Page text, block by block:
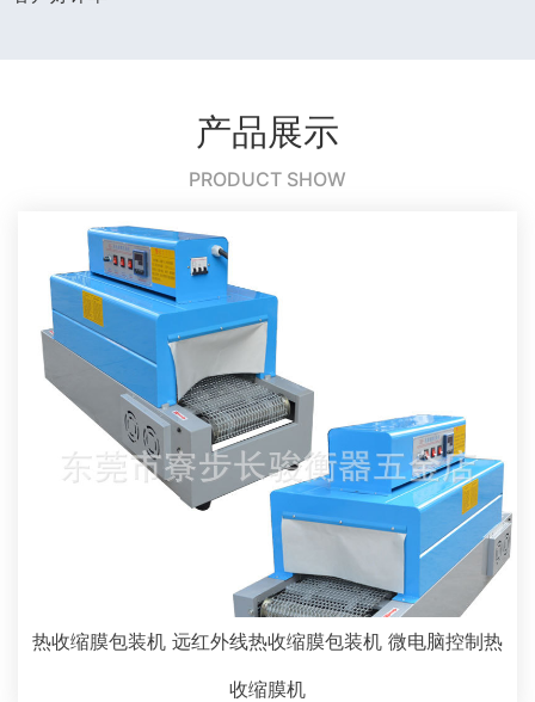
产品展示
PRODUCT SHOW
热收缩膜包装机 远红外线热收缩膜包装机 微电脑控制热
收缩膜机